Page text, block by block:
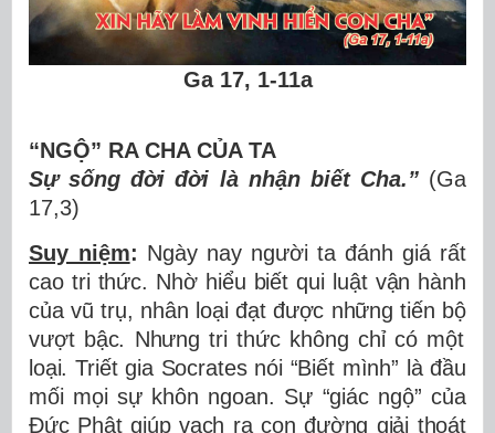
Ga 17, 1-11a
“NGỘ” RA CHA CỦA TA
Sự sốngđờiđời lànhận biết Cha.” (Ga
17,3)
Suy niệm: Ngày nay người tađánh giárất
cao tri thức. Nhờhiểu biết qui luật vận hành
của vũ trụ, nhân loại đạt được những tiến bộ
vượt bậc. Nhưng tri thức không chỉcómột
loại. Triết gia Socrates nói “Biết mình” à đầu
mối mọi sựkhôn ngoan. Sự “giác ngộ” của
Đức Phật giúp vạch ra con đường giải thoát